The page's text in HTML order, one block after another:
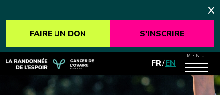
FAIRE UN DON S'INSCRIRE
FR/EN
MENU